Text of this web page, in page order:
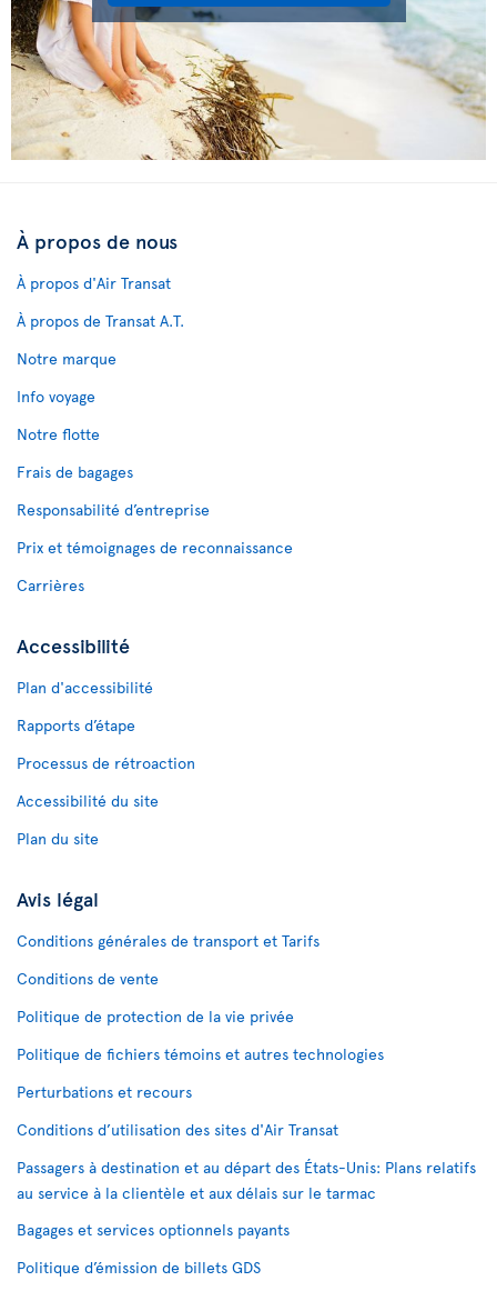
À propos de nous
À propos d'Air Transat
À propos de Transat A.T.
Notre marque
Info voyage
Notre flotte
Frais de bagages
Responsabilité d’entreprise
Prix et témoignages de reconnaissance
Carrières
Accessibilité
Plan d'accessibilité
Rapports d’étape
Processus de rétroaction
Accessibilité du site
Plan du site
Avis légal
Conditions générales de transport et Tarifs
Conditions de vente
Politique de protection de la vie privée
Politique de fichiers témoins et autres technologies
Perturbations et recours
Conditions d’utilisation des sites d'Air Transat
Passagers à destination et au départ des États-Unis: Plans relatifs
au service à la clientèle et aux délais sur le tarmac
Bagages et services optionnels payants
Politique d’émission de billets GDS